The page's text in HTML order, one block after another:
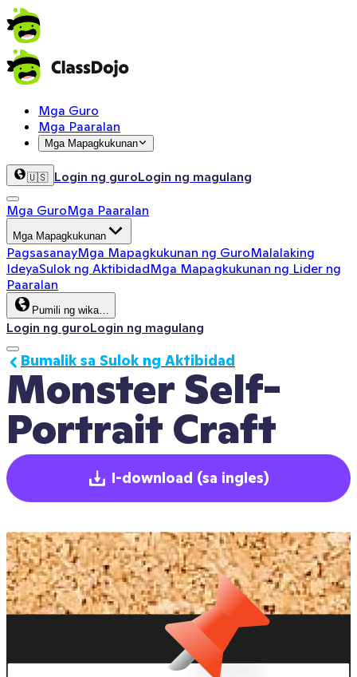
Mga Guro
Mga Paaralan
Mga Mapagkukunan
🇺🇸 Login ng guroLogin ng magulang
Mga GuroMga Paaralan
Mga Mapagkukunan
PagsasanayMga Mapagkukunan ng GuroMalalaking
IdeyaSulok ng AktibidadMga Mapagkukunan ng Lider ng
Paaralan
Pumili ng wika…
Login ng guroLogin ng magulang
Monster Self-
Portrait Craft
Bumalik sa Sulok ng Aktibidad
I-download (sa ingles)